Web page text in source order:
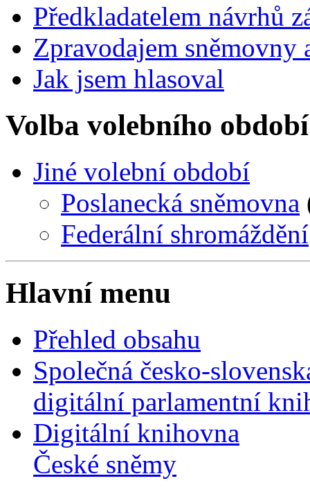
Předkladatelem návrhů
Zpravodajem
Jak jsem hlasoval
Volba volebního období
Jiné volební období
Poslanecká sněmovna
Federální shromáždění
Hlavní menu
Přehled obsahu
Společná česko-
digitální parlamentní
Digitální knihovna
České sněmy